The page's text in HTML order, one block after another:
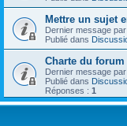
Mettre un sujet
Dernier message par
Publié dans
Charte du
Dernier message par
Publié dans
Réponses : 1